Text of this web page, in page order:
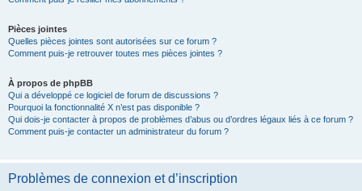
Pièces jointes
Quelles pièces jointes sont autorisées sur ce forum ?
Comment puis-je retrouver toutes mes pièces jointes ?
À propos de phpBB
Qui a développé ce logiciel de forum de discussions ?
Pourquoi la fonctionnalité X n’est pas disponible ?
Qui dois-je contacter à propos de problèmes d’abus ou d’ordres légaux liés à ce forum ?
Comment puis-je contacter un administrateur du forum ?
Problèmes de connexion et d’inscription